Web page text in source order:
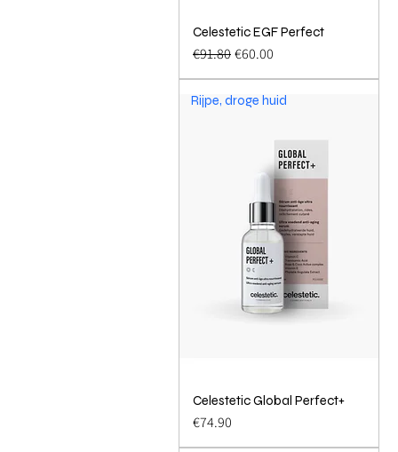
Quick View
Celestetic EGF Perfect
Regular Price
€91.80Sale Price
€60.00
Quick View
Rijpe, droge huid
Celestetic Global Perfect+
Price
€74.90